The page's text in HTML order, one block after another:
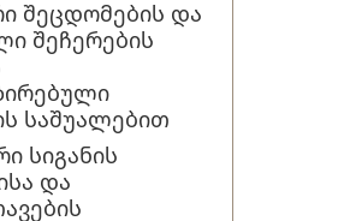
შეცდომების და
შეჩერების
საშუალებით
სიგანის
და